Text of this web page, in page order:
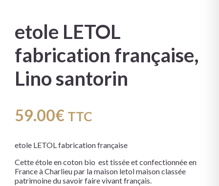
etole LETOL
fabrication française,
Lino santorin
59.00€ TTC
etole LETOL fabrication française
Cette étole en coton bio est tissée et confectionnée en
France à Charlieu par la maison letol maison classée
patrimoine du savoir faire vivant français.